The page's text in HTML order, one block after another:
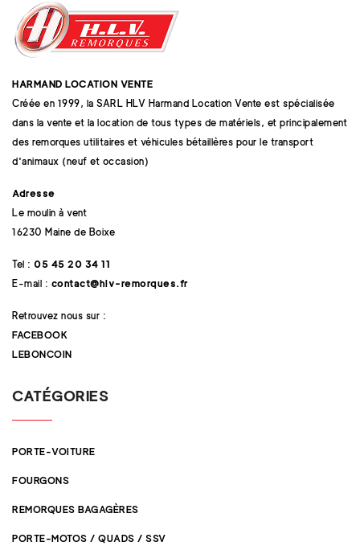
HARMAND LOCATION VENTE
Créée en 1999, la SARL HLV Harmand Location Vente est spécialisée
dans la vente et la location de tous types de matériels, et principalement
des remorques utilitaires et véhicules bétaillères pour le transport
d'animaux (neuf et occasion)
Adresse
Le moulin à vent
16230 Maine de Boixe
Tel : 05 45 20 34 11
E-mail : contact@hlv-remorques.fr
Retrouvez nous sur :
FACEBOOK
LEBONCOIN
CATÉGORIES
PORTE-VOITURE
FOURGONS
REMORQUES BAGAGÈRES
PORTE-MOTOS / QUADS / SSV